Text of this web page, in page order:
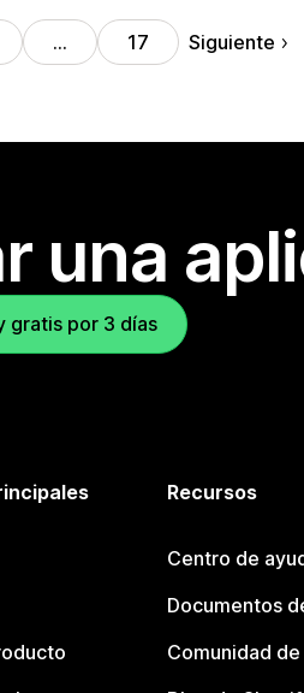
… 17 Siguiente
una
gratis por 3 días
Recursos
Centro de
Documentos
Comunidad